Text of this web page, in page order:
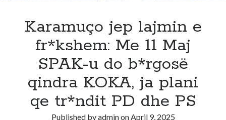
Karamuço jep lajmin e
fr*kshem: Me 11 Maj
SPAK-u do b*rgosë
qindra KOKA, ja plani
qe tr*ndit PD dhe PS
Published byadminonApril 9, 2025